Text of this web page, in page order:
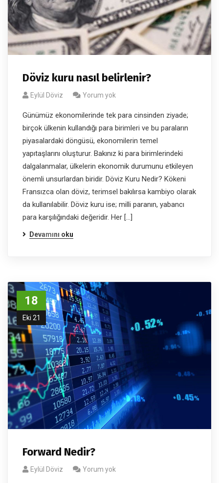
Döviz kuru nasıl belirlenir?
Eylül Döviz Yorum yok
Günümüz ekonomilerinde tek para cinsinden ziyade;
birçok ülkenin kullandığı para birimleri ve bu paraların
piyasalardaki döngüsü, ekonomilerin temel
yapıtaşlarını oluşturur. Bakınız ki para birimlerindeki
dalgalanmalar, ülkelerin ekonomik durumunu etkileyen
önemli unsurlardan biridir. Döviz Kuru Nedir? Kökeni
Fransızca olan döviz, terimsel bakılırsa kambiyo olarak
da kullanılabilir. Döviz kuru ise; milli paranın, yabancı
para karşılığındaki değeridir. Her […]
Devamını oku
18
Eki 21
Forward Nedir?
Eylül Döviz Yorum yok